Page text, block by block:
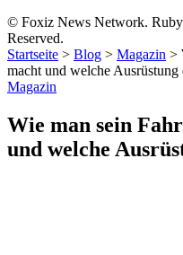
© Foxiz News Network.
Reserved.
Startseite > Blog > Magazin >
macht und welche
Magazin
Wie man sein
und welche